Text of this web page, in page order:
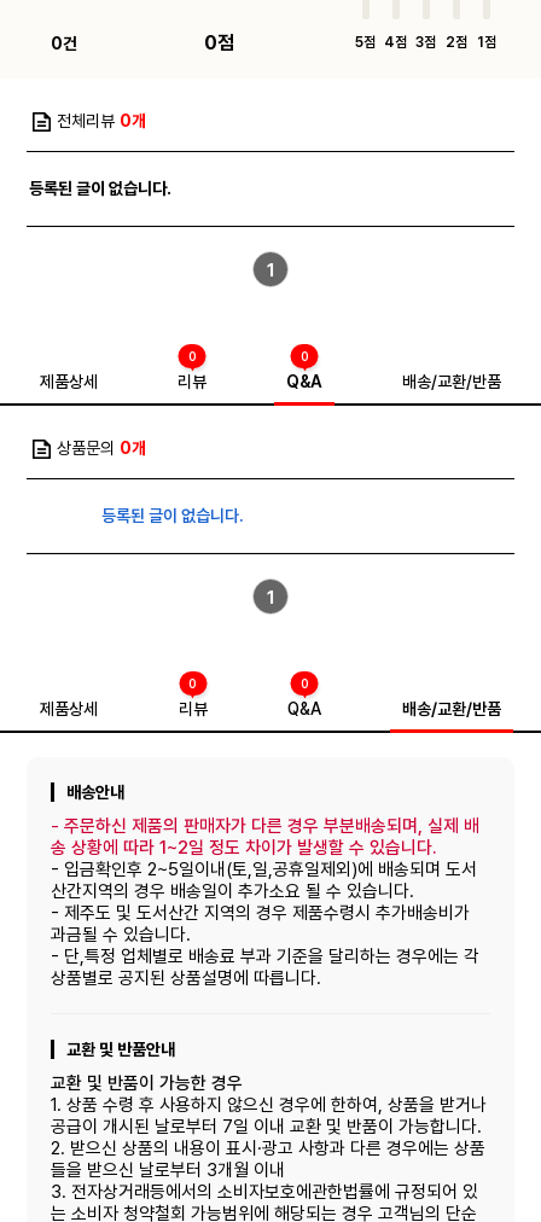
0건 0점 5점 4점 3점 2점 1점
전체리뷰 0개
등록된 글이 없습니다.
1
제품상세 리뷰
0
Q&A
0
배송/교환/반품
상품문의 0개
등록된 글이 없습니다.
1
제품상세 리뷰
0
Q&A
0
배송/교환/반품
배송안내
-주문하신 제품의 판매자가 다른 경우 부분배송되며, 실제 배
송 상황에 따라 1~2일 정도 차이가 발생할 수 있습니다.
- 입금확인후 2~5일이내(토,일,공휴일제외)에 배송되며 도서
산간지역의 경우 배송일이 추가소요 될 수 있습니다.
- 제주도 및 도서산간 지역의 경우 제품수령시 추가배송비가
과금될 수 있습니다.
- 단,특정 업체별로 배송료 부과 기준을 달리하는 경우에는 각
상품별로 공지된 상품설명에 따릅니다.
교환 및 반품안내
교환 및 반품이 가능한 경우
1. 상품 수령 후 사용하지 않으신 경우에 한하여, 상품을 받거나
공급이 개시된 날로부터 7일 이내 교환 및 반품이 가능합니다.
2. 받으신 상품의 내용이 표시·광고 사항과 다른 경우에는 상품
들을 받으신 날로부터 3개월 이내
3. 전자상거래등에서의 소비자보호에관한법률에 규정되어 있
는 소비자 청약철회 가능범위에 해당되는 경우 고객님의 단순